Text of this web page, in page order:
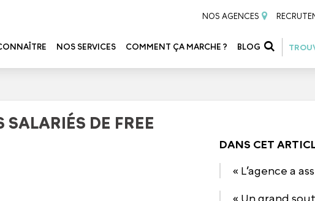
NOS AGENCES
NOS SERVICES COMMENT ÇA MARCHE ? BLOG
DE FREE
DANS CET
« L’agence a
« Un grand